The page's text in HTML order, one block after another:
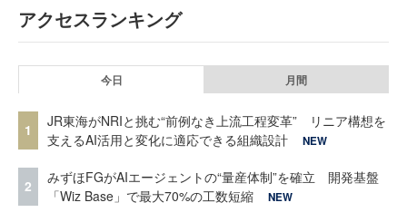
アクセスランキング
今日 月間
1
JR東海がNRIと挑む“前例なき上流工程変革” リニア構想を
支えるAI活用と変化に適応できる組織設計
NEW
2
みずほFGがAIエージェントの“量産体制”を確立 開発基盤
「Wiz Base」で最大70%の工数短縮
NEW